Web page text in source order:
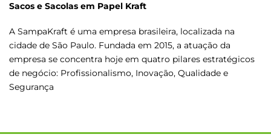
Sacos e Sacolas em Papel Kraft
A SampaKraft é uma empresa brasileira, localizada na
cidade de São Paulo. Fundada em 2015, a atuação da
empresa se concentra hoje em quatro pilares estratégicos
de negócio: Profissionalismo, Inovação, Qualidade e
Segurança